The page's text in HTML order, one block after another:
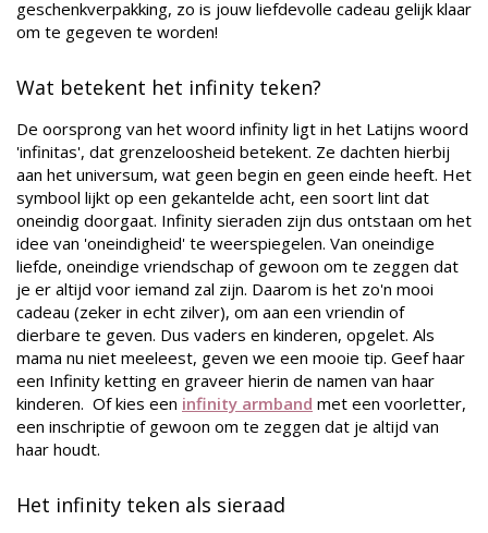
geschenkverpakking, zo is jouw liefdevolle cadeau gelijk klaar
om te gegeven te worden!
Wat betekent het infinity teken?
De oorsprong van het woord infinity ligt in het Latijns woord
'infinitas', dat grenzeloosheid betekent. Ze dachten hierbij
aan het universum, wat geen begin en geen einde heeft. Het
symbool lijkt op een gekantelde acht, een soort lint dat
oneindig doorgaat. Infinity sieraden zijn dus ontstaan om het
idee van 'oneindigheid' te weerspiegelen. Van oneindige
liefde, oneindige vriendschap of gewoon om te zeggen dat
je er altijd voor iemand zal zijn. Daarom is het zo'n mooi
cadeau (zeker in echt zilver), om aan een vriendin of
dierbare te geven. Dus vaders en kinderen, opgelet. Als
mama nu niet meeleest, geven we een mooie tip. Geef haar
een Infinity ketting en graveer hierin de namen van haar
kinderen. Of kies een infinity armband met een voorletter,
een inschriptie of gewoon om te zeggen dat je altijd van
haar houdt.
Het infinity teken als sieraad